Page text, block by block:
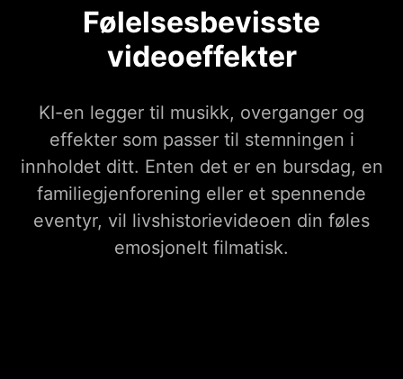
Følelsesbevisste
videoeffekter
KI-en legger til musikk, overganger og
effekter som passer til stemningen i
innholdet ditt. Enten det er en bursdag, en
familiegjenforening eller et spennende
eventyr, vil livshistorievideoen din føles
emosjonelt filmatisk.